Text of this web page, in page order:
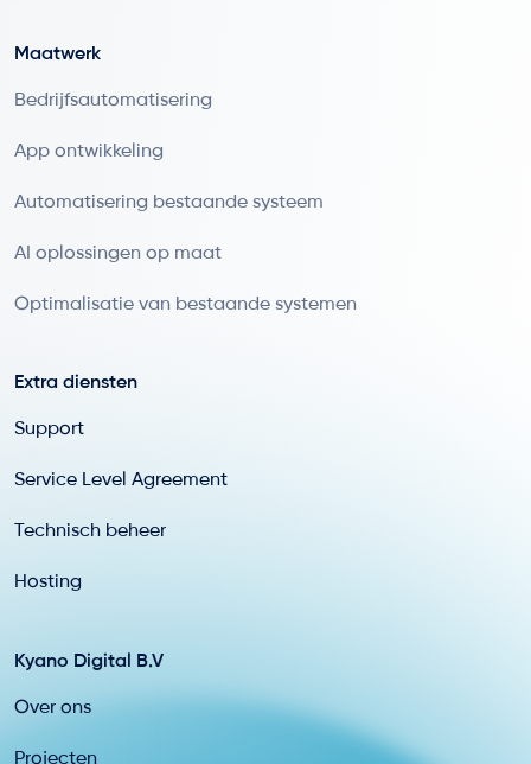
Maatwerk
Bedrijfsautomatisering
App ontwikkeling
Automatisering bestaande systeem
AI oplossingen op maat
Optimalisatie van bestaande systemen
Extra diensten
Support
Service Level Agreement
Technisch beheer
Hosting
Kyano Digital B.V
Over ons
Projecten